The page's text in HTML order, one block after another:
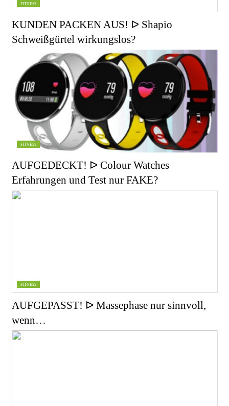
FITNESS
KUNDEN PACKEN AUS! ᐅ Shapio
Schweißgürtel wirkungslos?
FITNESS
AUFGEDECKT! ᐅ Colour Watches
Erfahrungen und Test nur FAKE?
FITNESS
AUFGEPASST! ᐅ Massephase nur sinnvoll,
wenn…